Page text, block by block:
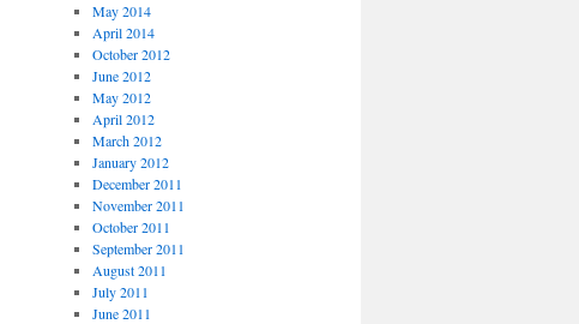
May 2014
April 2014
October 2012
June 2012
May 2012
April 2012
March 2012
January 2012
December 2011
November 2011
October 2011
September 2011
August 2011
July 2011
June 2011